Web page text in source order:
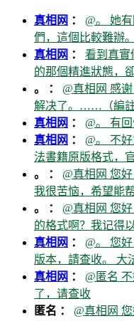
真相网 ： @。 她
們，這個比較難辦
真相网 ： 看到真實
的那個精進狀態，
。 ： @真相网 感
解决了。……（編
真相网 ： @。 有
真相网 ： @。 不
法書籍原版格式，
。 ： @真相网 您
我很苦恼，希望能
。 ： @真相网 您
的格式啊？我记得
真相网 ： @。 您
版本，請查收。 大
真相网 ： @匿名
了，请查收
匿名 ： @真相网